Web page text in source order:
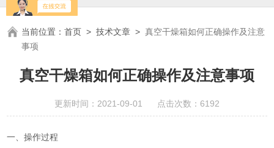
当前位置：首页 >技术文章 >真空干燥箱如何正确操作及注意
事项
真空干燥箱如何正确操作及注意事项
更新时间：2021-09-01 点击次数：6192
一、操作过程